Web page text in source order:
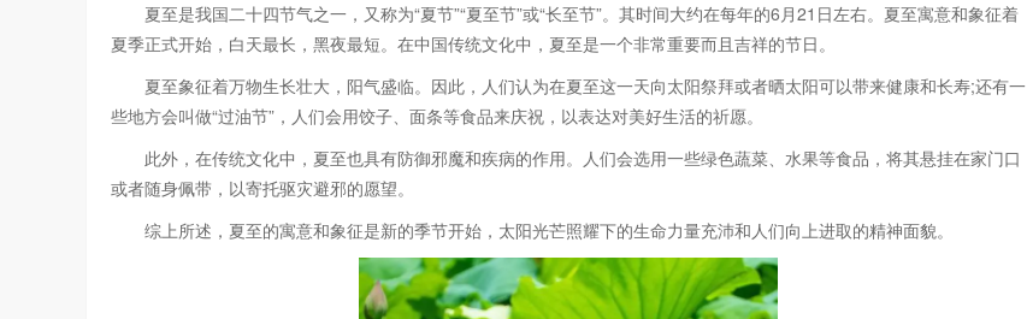
夏至是我国二十四节气之一，又称为“夏节”“夏至节”或“长至节”。其时间大约在每年的6月21日左右。夏至寓意和象征着
夏季正式开始，白天最长，黑夜最短。在中国传统文化中，夏至是一个非常重要而且吉祥的节日。
夏至象征着万物生长壮大，阳气盛临。因此，人们认为在夏至这一天向太阳祭拜或者晒太阳可以带来健康和长寿;还有一
些地方会叫做“过油节”，人们会用饺子、面条等食品来庆祝，以表达对美好生活的祈愿。
此外，在传统文化中，夏至也具有防御邪魔和疾病的作用。人们会选用一些绿色蔬菜、水果等食品，将其悬挂在家门口
或者随身佩带，以寄托驱灾避邪的愿望。
综上所述，夏至的寓意和象征是新的季节开始，太阳光芒照耀下的生命力量充沛和人们向上进取的精神面貌。